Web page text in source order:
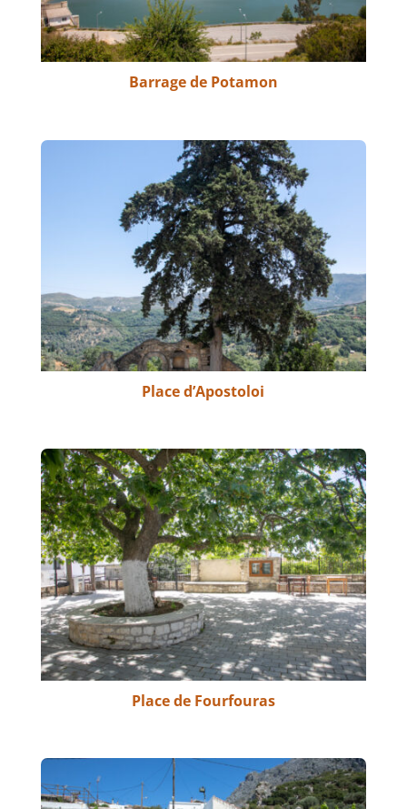
Barrage de Potamon
Place d’Apostoloi
Place de Fourfouras